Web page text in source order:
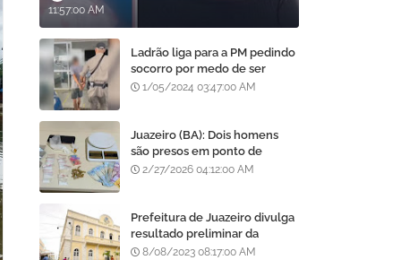
11:57:00 AM
Ladrão liga para a PM pedindo
socorro por medo de ser
assassinado por moradores
1/05/2024 03:47:00 AM
Juazeiro (BA): Dois homens
são presos em ponto de
tráfico de drogas no bairro
2/27/2026 04:12:00 AM
Prefeitura de Juazeiro divulga
resultado preliminar da
análise de currículos do
8/08/2023 08:17:00 AM